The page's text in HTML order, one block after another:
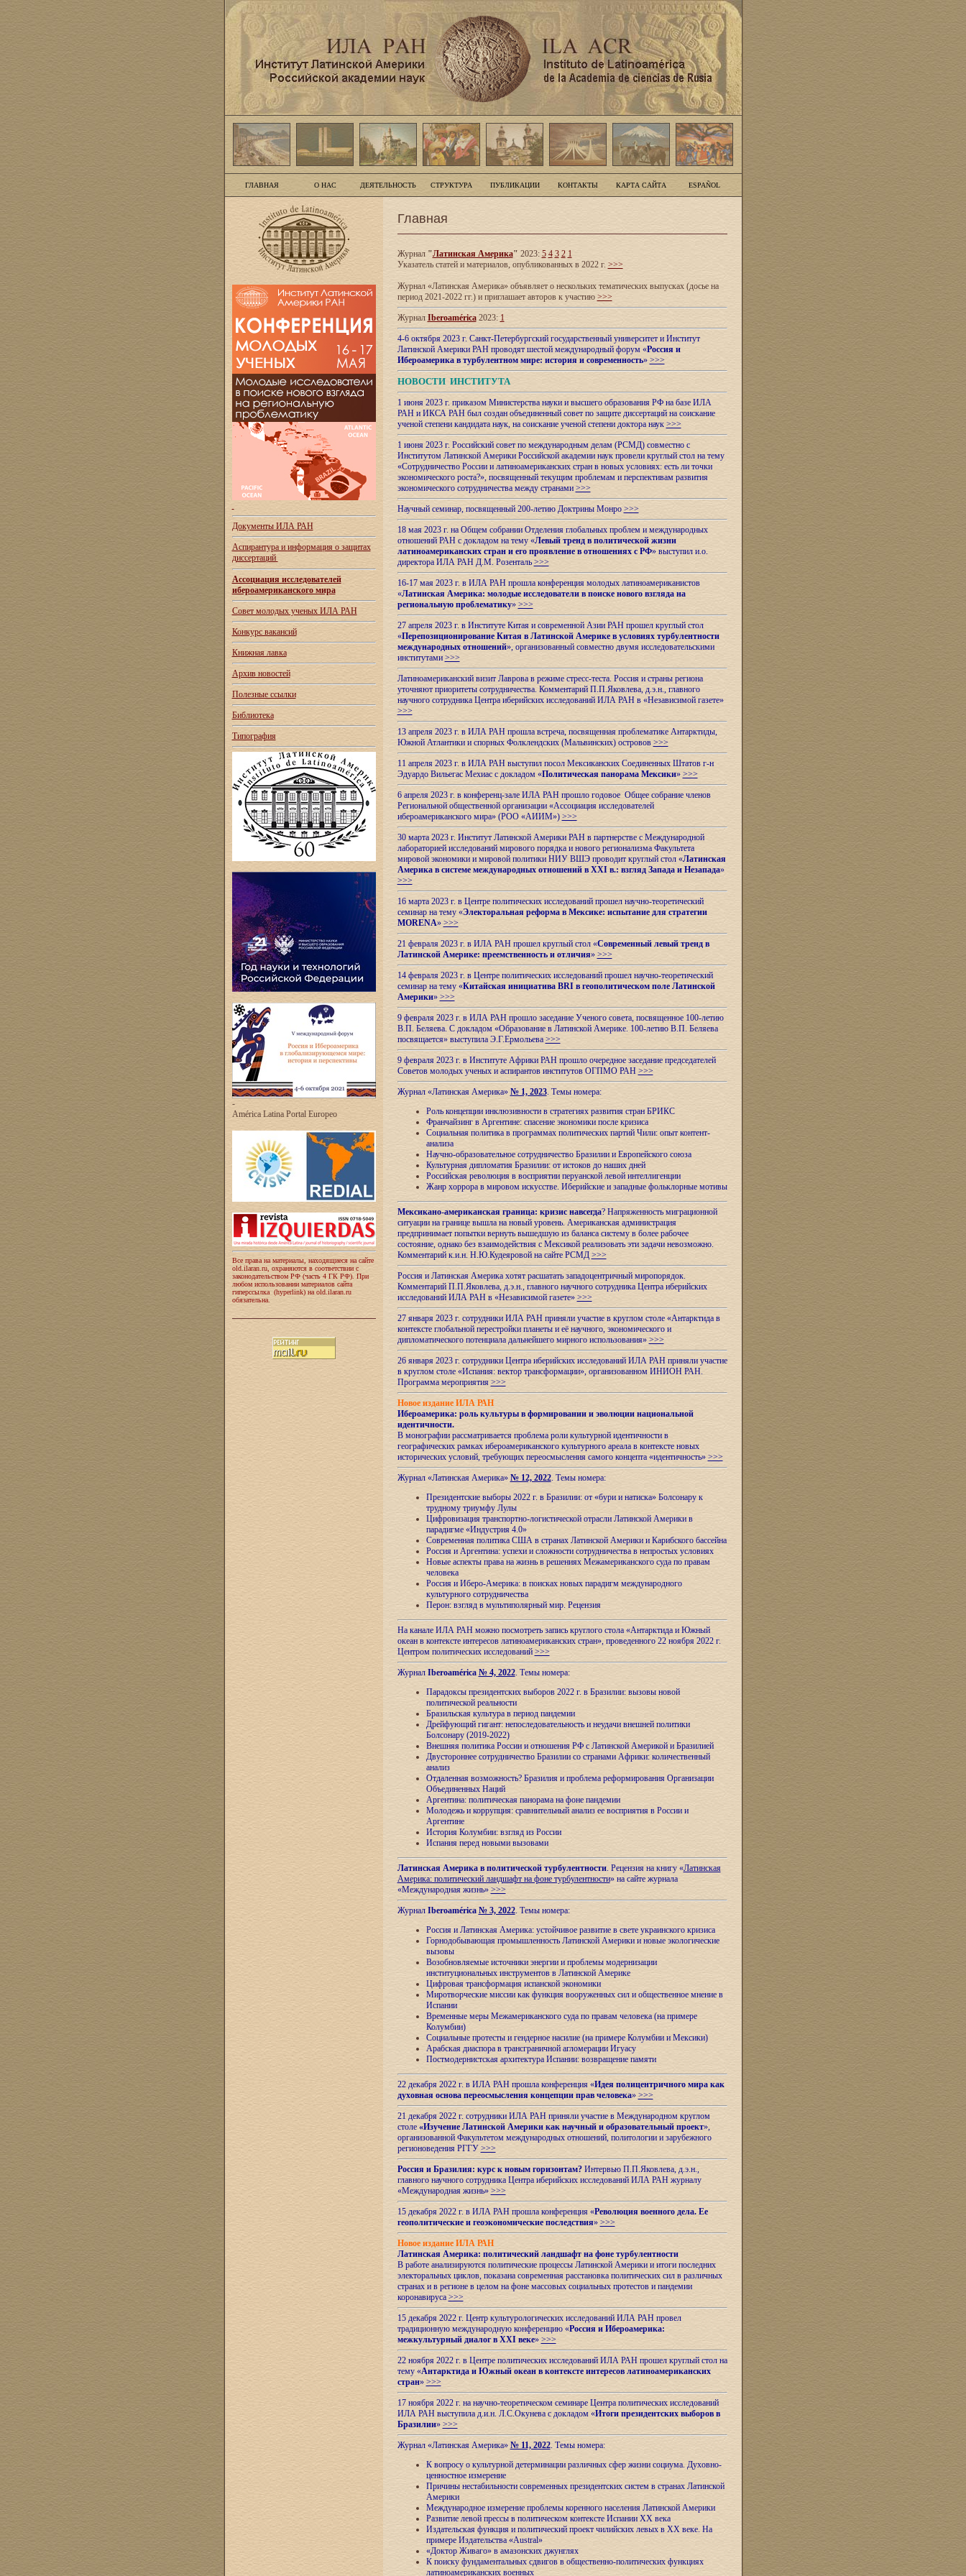
ГЛАВНАЯ О НАС ДЕЯТЕЛЬНОСТЬ СТРУКТУРА ПУБЛИКАЦИИ КОНТАКТЫ КАРТА САЙТА ESPAÑOL
Документы ИЛА РАН
Аспирантура и информация о защитах
диссертаций
Ассоциация исследователей
ибероамериканского мира
Совет молодых ученых ИЛА РАН
Конкурс вакансий
Книжная лавка
Архив новостей
Полезные ссылки
Библиотека
Типография
-
América Latina Portal Europeo
Все права на материалы, находящиеся на сайте
old.ilaran.ru, охраняются в соответствии с
законодательством РФ (часть 4 ГК РФ). При
любом использовании материалов сайта
гиперссылка (hyperlink) на old.ilaran.ru
обязательна.
Главная
Журнал"Латинская Америка" 2023: 5 4 3 2 1
Указатель статей и материалов, опубликованных в 2022 г. >>>
Журнал «Латинская Америка» объявляет о нескольких тематических выпусках (досье на
период 2021-2022 гг.) и приглашает авторов к участию >>>
Журнал Iberoamérica2023: 1
4-6 октября 2023 г. Санкт-Петербургский государственный университет и Институт
Латинской Америки РАН проводят шестой международный форум «Россия и
Ибероамерика в турбулентном мире: история и современность» >>>
НОВОСТИ ИНСТИТУТА
1 июня 2023 г. приказом Министерства науки и высшего образования РФ на базе ИЛА
РАН и ИКСА РАН был создан объединенный совет по защите диссертаций на соискание
ученой степени кандидата наук, на соискание ученой степени доктора наук >>>
1 июня 2023 г. Российский совет по международным делам (РСМД) совместно с
Институтом Латинской Америки Российской академии наук провели круглый стол на тему
«Сотрудничество России и латиноамериканских стран в новых условиях: есть ли точки
экономического роста?», посвященный текущим проблемам и перспективам развития
экономического сотрудничества между странами >>>
Научный семинар, посвященный 200-летию Доктрины Монро>>>
18 мая 2023 г. на Общем собрании Отделения глобальных проблем и международных
отношений РАН с докладом на тему «Левый тренд в политической жизни
латиноамериканских стран и его проявление в отношениях с РФ» выступил и.о.
директора ИЛА РАН Д.М. Розенталь >>>
16-17 мая 2023 г. в ИЛА РАН прошла конференция молодых латиноамериканистов
«Латинская Америка: молодые исследователи в поиске нового взгляда на
региональную проблематику» >>>
27 апреля 2023 г. в Институте Китая и современной Азии РАН прошел круглый стол
«Перепозиционирование Китая в ЛатинскойАмерике в условиях турбулентности
международных отношений», организованный совместно двумя исследовательскими
институтами >>>
Латиноамериканский визит Лаврова в режиме стресс-теста. Россия и страны региона
уточняют приоритеты сотрудничества. Комментарий П.П.Яковлева, д.э.н., главного
научного сотрудника Центра иберийских исследований ИЛА РАН в «Независимой газете»
>>>
13 апреля 2023 г. в ИЛА РАН прошла встреча, посвященная проблематике Антарктиды,
Южной Атлантики и спорных Фолклендских (Мальвинских) островов >>>
11 апреля 2023 г. в ИЛА РАН выступил посол Мексиканских Соединенных Штатов г-н
Эдуардо Вильегас Мехиас c докладом «Политическая панорама Мексики» >>>
6 апреля 2023 г. в конференц-зале ИЛА РАН прошло годовое Общее собрание членов
Региональной общественной организации «Ассоциация исследователей
ибероамериканского мира» (РОО «АИИМ») >>>
30 марта 2023 г. Институт Латинской Америки РАН в партнерстве с Международной
лабораторией исследований мирового порядка и нового регионализма Факультета
мировой экономики и мировой политики НИУ ВШЭ проводит круглый стол «Латинская
Америка в системе международных отношений в XXI в.: взгляд Запада и Незапада»
>>>
16 марта 2023 г. в Центре политических исследований прошел научно-теоретический
семинар на тему «Электоральная реформа в Мексике: испытание для стратегии
MORENA» >>>
21 февраля 2023 г. в ИЛА РАН прошел круглый стол «Современный левый тренд в
Латинской Америке: преемственность и отличия» >>>
14 февраля 2023 г. в Центре политических исследований прошел научно-теоретический
семинар на тему «Китайская инициатива BRI в геополитическом поле Латинской
Америки» >>>
9 февраля 2023 г. в ИЛА РАН прошло заседание Ученого совета, посвященное 100-летию
В.П. Беляева. С докладом «Образование в Латинской Америке. 100-летию В.П. Беляева
посвящается» выступила Э.Г.Ермольева >>>
9 февраля 2023 г. в Институте Африки РАН прошло очередное заседание председателей
Советов молодых ученых и аспирантов институтов ОГПМО РАН >>>
Журнал «Латинская Америка» № 1, 2023. Темы номера:
Роль концепции инклюзивности в стратегиях развития стран БРИКС
Франчайзинг в Аргентине: спасение экономики после кризиса
Социальная политика в программах политических партий Чили: опыт контент-
анализа
Научно-образовательное сотрудничество Бразилии и Европейского союза
Культурная дипломатия Бразилии: от истоков до наших дней
Российская революция в восприятии перуанской левой интеллигенции
Жанр хоррора в мировом искусстве. Иберийские и западные фольклорные мотивы
Мексикано-американская граница: кризис навсегда? Напряженность миграционной
ситуации на границе вышла на новый уровень. Американская администрация
предпринимает попытки вернуть вышедшую из баланса систему в более рабочее
состояние, однако без взаимодействия с Мексикой реализовать эти задачи невозможно.
Комментарий к.и.н. Н.Ю.Кудеяровой на сайте РСМД >>>
Россия и Латинская Америка хотят расшатать западоцентричный миропорядок.
Комментарий П.П.Яковлева, д.э.н., главного научного сотрудника Центра иберийских
исследований ИЛА РАН в «Независимой газете» >>>
27 января 2023 г. сотрудники ИЛА РАН приняли участие в круглом столе «Антарктида в
контексте глобальной перестройки планеты и её научного, экономического и
дипломатического потенциала дальнейшего мирного использования» >>>
26 января 2023 г. сотрудники Центра иберийских исследований ИЛА РАН приняли участие
в круглом столе «Испания: вектор трансформации», организованном ИНИОН РАН.
Программа мероприятия>>>
Новое издание ИЛА РАН
Ибероамерика: роль культуры в формировании и эволюции национальной
идентичности.
В монографии рассматривается проблема роли культурной идентичности в
географических рамках ибероамериканского культурного ареала в контексте новых
исторических условий, требующих переосмысления самого концепта «идентичность» >>>
Журнал «Латинская Америка» № 12, 2022. Темы номера:
Президентские выборы 2022 г. в Бразилии: от «бури и натиска» Болсонару к
трудному триумфу Лулы
Цифровизация транспортно-логистической отрасли Латинской Америки в
парадигме «Индустрия 4.0»
Современная политика США в странах Латинской Америки и Карибского бассейна
Россия и Аргентина: успехи и сложности сотрудничества в непростых условиях
Новые аспекты права на жизнь в решениях Межамериканского суда по правам
человека
Россия и Иберо-Америка: в поисках новых парадигм международного
культурного сотрудничества
Перон: взгляд в мультиполярный мир. Рецензия
На канале ИЛА РАН можно посмотреть запись круглого стола «Антарктида и Южный
океан в контексте интересов латиноамериканских стран», проведенного 22 ноября 2022 г.
Центром политических исследований >>>
Журнал Iberoamérica № 4, 2022. Темы номера:
Парадоксы президентских выборов 2022 г. в Бразилии: вызовы новой
политической реальности
Бразильская культура в период пандемии
Дрейфующий гигант: непоследовательность и неудачи внешней политики
Болсонару (2019-2022)
Внешняя политика России и отношения РФ с Латинской Америкой и Бразилией
Двустороннее сотрудничество Бразилии со странами Африки: количественный
анализ
Отдаленная возможность? Бразилия и проблема реформирования Организации
Объединенных Наций
Аргентина: политическая панорама на фоне пандемии
Молодежь и коррупция: сравнительный анализ ee восприятия в России и
Аргентине
История Колумбии: взгляд из России
Испания перед новыми вызовами
Латинская Америка в политической турбулентности. Рецензия на книгу «Латинская
Америка: политический ландшафт на фоне турбулентности» на сайте журнала
«Международная жизнь» >>>
Журнал Iberoamérica № 3, 2022. Темы номера:
Россия и Латинская Америка: устойчивое развитие в свете украинского кризиса
Горнодобывающая промышленность Латинской Америки и новые экологические
вызовы
Возобновляемые источники энергии и проблемы модернизации
институциональных инструментов в Латинской Америке
Цифровая трансформация испанской экономики
Миротворческие миссии как функция вооруженных сил и общественное мнение в
Испании
Временные меры Межамериканского суда по правам человека (на примере
Колумбии)
Социальные протесты и гендерное насилие (на примере Колумбии и Мексики)
Арабская диаспора в трансграничной агломерации Игуасу
Постмодернистская архитектура Испании: возвращение памяти
22 декабря 2022 г. в ИЛА РАН прошла конференция «Идея полицентричного мира как
духовная основа переосмысления концепции прав человека» >>>
21 декабря 2022 г. сотрудники ИЛА РАН приняли участие в Международном круглом
столе «Изучение Латинской Америки как научный и образовательный проект»,
организованной Факультетом международных отношений, политологии и зарубежного
регионоведения РГГУ >>>
Россия и Бразилия: курс к новым горизонтам?Интервью П.П.Яковлева, д.э.н.,
главного научного сотрудника Центра иберийских исследований ИЛА РАН журналу
«Международная жизнь» >>>
15 декабря 2022 г. в ИЛА РАН прошла конференция «Революция военного дела. Ее
геополитические и геоэкономические последствия» >>>
Новое издание ИЛА РАН
Латинская Америка: политический ландшафт на фоне турбулентности
В работе анализируются политические процессы Латинской Америки и итоги последних
электоральных циклов, показана современная расстановка политических сил в различных
странах и в регионе в целом на фоне массовых социальных протестов и пандемии
коронавируса >>>
15 декабря 2022 г. Центр культурологических исследований ИЛА РАН провел
традиционную международную конференцию «Россия и Ибероамерика:
межкультурный диалог в XXI веке» >>>
22 ноября 2022 г. в Центре политических исследований ИЛА РАН прошел круглый стол на
тему «Антарктида и Южный океан в контексте интересов латиноамериканских
стран» >>>
17 ноября 2022 г. на научно-теоретическом семинаре Центра политических исследований
ИЛА РАН выступила д.и.н. Л.С.Окунева с докладом «Итоги президентских выборов в
Бразилии» >>>
Журнал «Латинская Америка» № 11, 2022. Темы номера:
К вопросу о культурной детерминации различных сфер жизни социума. Духовно-
ценностное измерение
Причины нестабильности современных президентских систем в странах Латинской
Америки
Международное измерение проблемы коренного населения Латинской Америки
Развитие левой прессы в политическом контексте Испании XX века
Издательская функция и политический проект чилийских левых в XX веке. На
примере Издательства «Austral»
«Доктор Живаго» в амазонских джунглях
К поиску фундаментальных сдвигов в общественно-политических функциях
латиноамериканских военных